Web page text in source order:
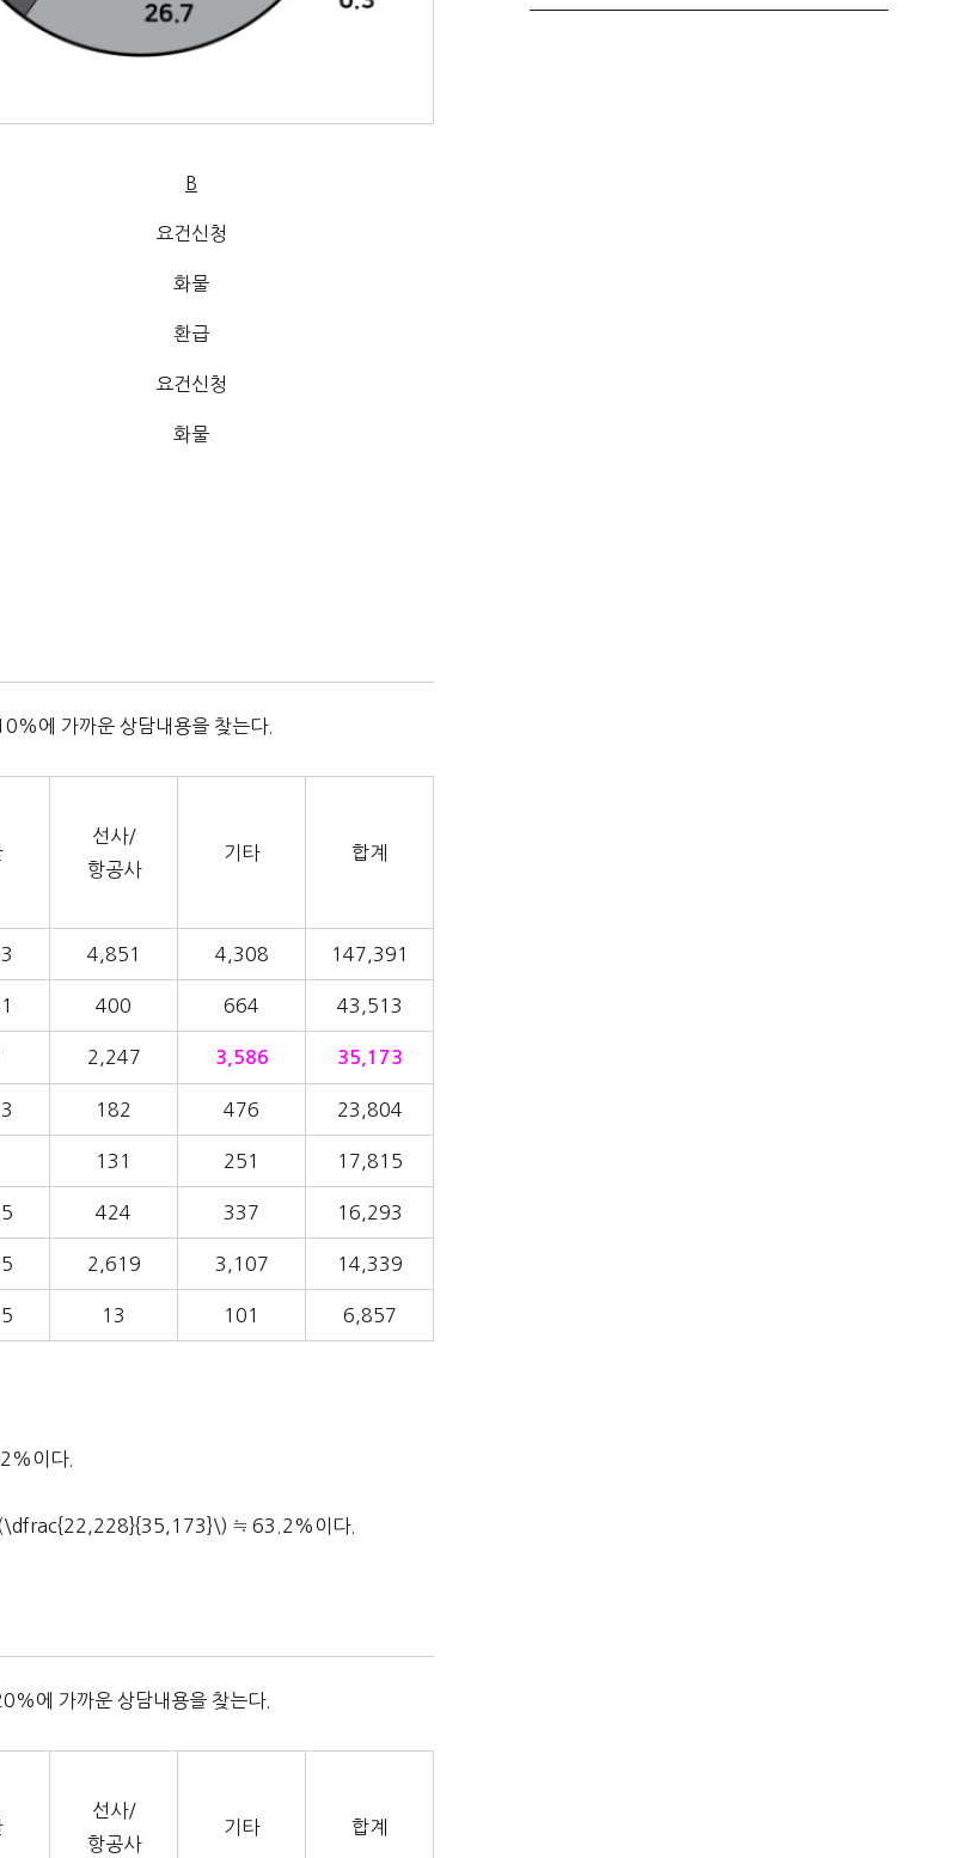
B
요건신청
화물
환급
요건신청
화물
에 가까운 상담내용을 찾는다.
선사/
항공사
기타 합계
4,851 4,308 147,391
400 664 43,513
2,247 3,586 35,173
182 476 23,804
131 251 17,815
424 337 16,293
2,619 3,107 14,339
13 101 6,857
이다.
\(\dfrac{22,228}{35,173}\) ≒ 63.2%이다.
에 가까운 상담내용을 찾는다.
선사/
항공사
기타 합계